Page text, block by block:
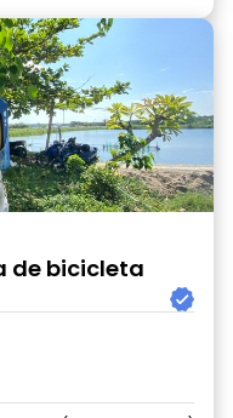
de bicicleta